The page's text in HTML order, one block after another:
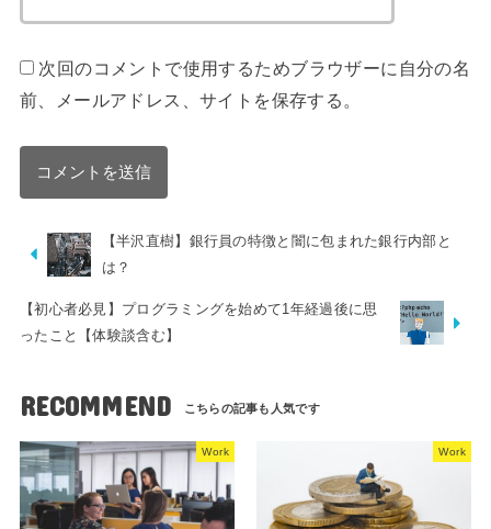
次回のコメントで使用するためブラウザーに自分の名
前、メールアドレス、サイトを保存する。
【半沢直樹】銀行員の特徴と闇に包まれた銀行内部と
は？
【初心者必見】プログラミングを始めて1年経過後に思
ったこと【体験談含む】
RECOMMEND
Work Work